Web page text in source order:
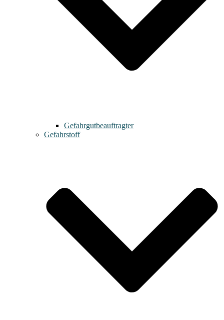
Gefahrgutbeauftragter
Gefahrstoff